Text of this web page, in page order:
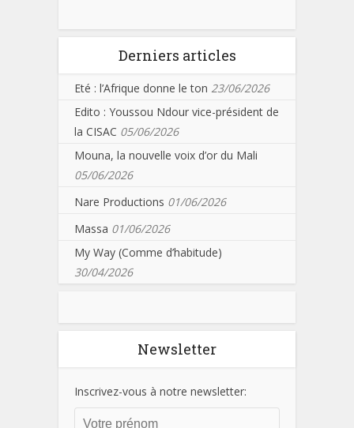
Derniers articles
Eté : l’Afrique donne le ton 23/06/2026
Edito : Youssou Ndour vice-président de
la CISAC 05/06/2026
Mouna, la nouvelle voix d’or du Mali
05/06/2026
Nare Productions 01/06/2026
Massa 01/06/2026
My Way (Comme d’habitude)
30/04/2026
Newsletter
Inscrivez-vous à notre newsletter: